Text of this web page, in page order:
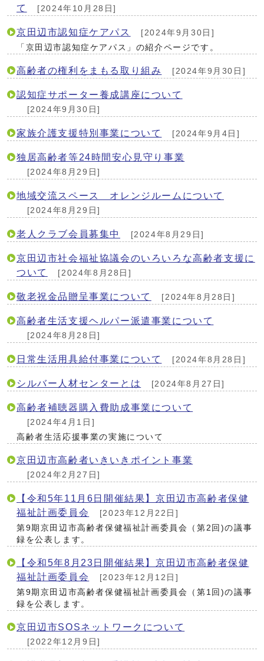
て
[2024年10月28日]
京田辺市認知症ケアパス
[2024年9月30日]
「京田辺市認知症ケアパス」の紹介ページです。
高齢者の権利をまもる取り組み [2024年9月30日]
認知症サポーター養成講座について
[2024年9月30日]
家族介護支援特別事業について [2024年9月4日]
独居高齢者等24時間安心見守り事業
[2024年8月29日]
地域交流スペース オレンジルームについて
[2024年8月29日]
老人クラブ会員募集中 [2024年8月29日]
京田辺市社会福祉協議会のいろいろな高齢者支援に
ついて
[2024年8月28日]
敬老祝金品贈呈事業について [2024年8月28日]
高齢者生活支援ヘルパー派遣事業について
[2024年8月28日]
日常生活用具給付事業について [2024年8月28日]
シルバー人材センターとは [2024年8月27日]
高齢者補聴器購入費助成事業について
[2024年4月1日]
高齢者生活応援事業の実施について
京田辺市高齢者いきいきポイント事業
[2024年2月27日]
【令和5年11月6日開催結果】京田辺市高齢者保健
福祉計画委員会
[2023年12月22日]
第9期京田辺市高齢者保健福祉計画委員会（第2回)の議事
録を公表します。
【令和5年8月23日開催結果】京田辺市高齢者保健
福祉計画委員会
[2023年12月12日]
第9期京田辺市高齢者保健福祉計画委員会（第1回)の議事
録を公表します。
京田辺市SOSネットワークについて
[2022年12月9日]